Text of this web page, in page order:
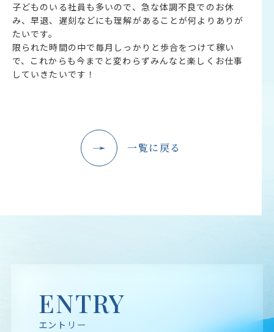
子どものいる社員も多いので、急な体調不良でのお休
み、早退、遅刻などにも理解があることが何よりありが
たいです。
限られた時間の中で毎月しっかりと歩合をつけて稼い
で、これからも今までと変わらずみんなと楽しくお仕事
していきたいです！
一覧に戻る
ENTRY
エントリー